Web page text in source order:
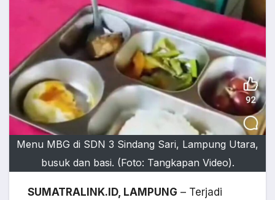
Menu MBG di SDN 3 Sindang Sari, Lampung Utara,
busuk dan basi. (Foto: Tangkapan Video).
SUMATRALINK.ID, LAMPUNG – Terjadi